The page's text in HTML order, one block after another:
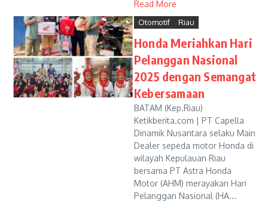
Read More
Otomotif Riau
Honda Meriahkan Hari
Pelanggan Nasional
2025 dengan Semangat
Kebersamaan
BATAM (Kep.Riau)
Ketikberita.com | PT Capella
Dinamik Nusantara selaku Main
Dealer sepeda motor Honda di
wilayah Kepulauan Riau
bersama PT Astra Honda
Motor (AHM) merayakan Hari
Pelanggan Nasional (HA...